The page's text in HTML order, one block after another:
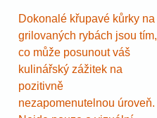
Dokonalé křupavé kůrky na
grilovaných rybách jsou tím,
co může posunout váš
kulinářský zážitek na
pozitivně
nezapomenutelnou úroveň.